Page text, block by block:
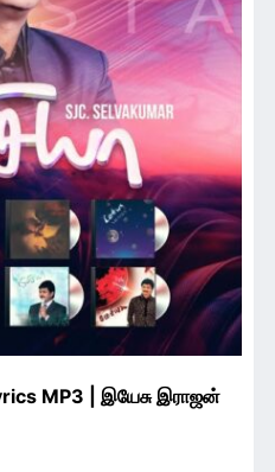
MP3 | இயேசு இராஜன்